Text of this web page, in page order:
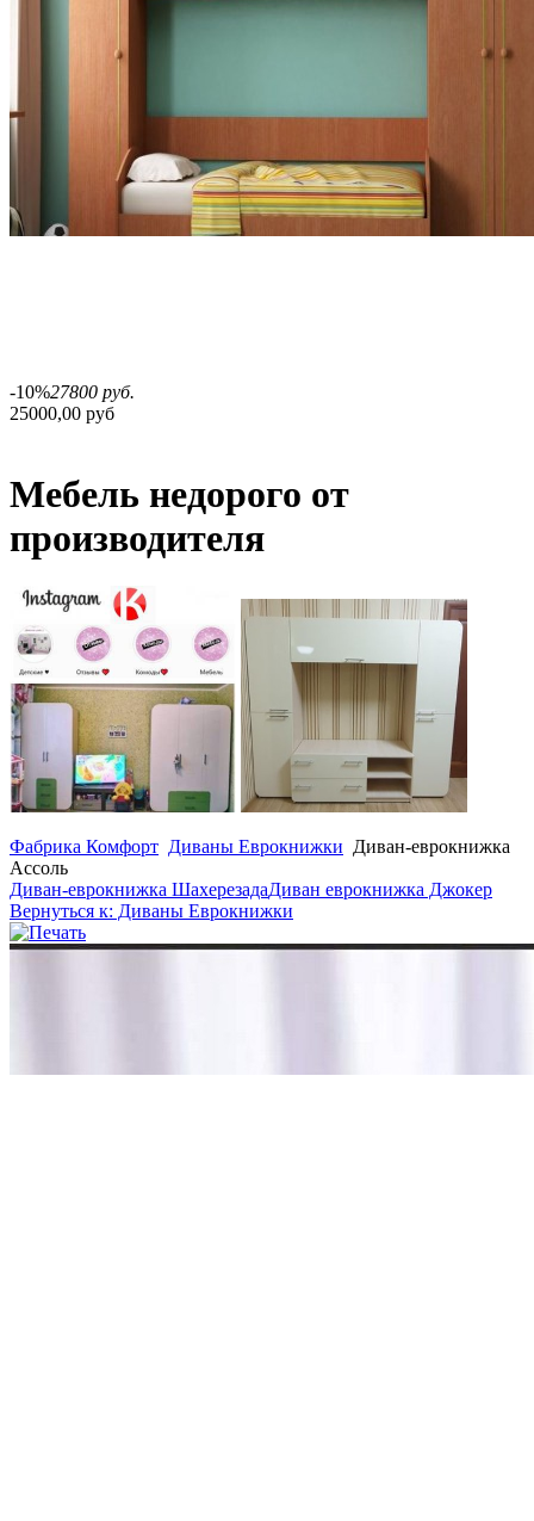
-10%27800 руб.
25000,00 руб
Мебель недорого от
производителя
Фабрика Комфорт Диваны Еврокнижки Диван-еврокнижка
Ассоль
Диван-еврокнижка ШахерезадаДиван еврокнижка Джокер
Вернуться к: Диваны Еврокнижки